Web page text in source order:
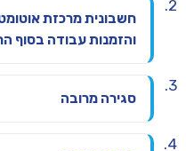
חשבונית מרכזת
והזמנות עבודה בסוף
סגירה מרובה